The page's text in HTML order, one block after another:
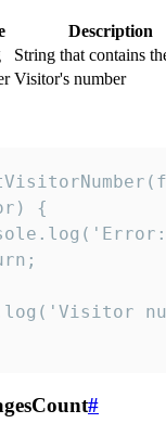
Description
String that contains
Visitor's number
{
#